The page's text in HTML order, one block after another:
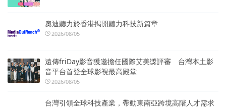
奧迪聽力於香港揭開聽力科技新篇章
2026/08/05
遠傳friDay影音獲邀擔任國際艾美獎評審 台灣本土影
音平台首登全球影視最高殿堂
2026/08/05
台灣引領全球科技產業，帶動東南亞跨境高階人才需求